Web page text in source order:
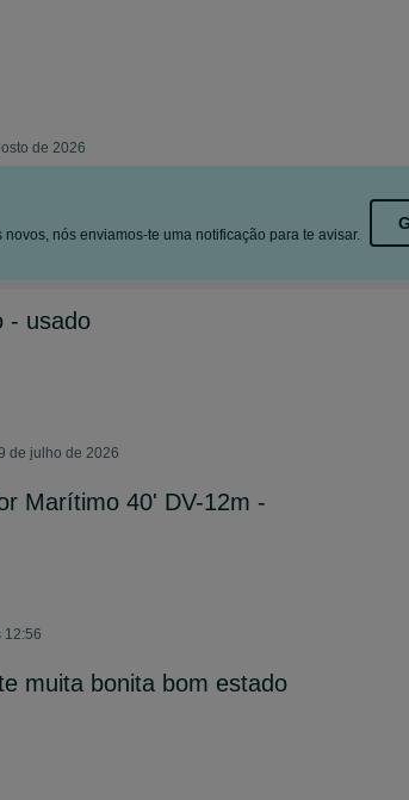
de 2026
nós enviamos-te uma notificação para te avisar.
- usado
de julho de 2026
Marítimo 40' DV-12m -
12:56
muita bonita bom estado